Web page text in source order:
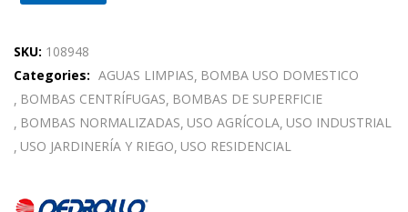
SKU: 108948
Categories: AGUAS LIMPIAS BOMBA USO DOMESTICO
BOMBAS CENTRÍFUGAS BOMBAS DE SUPERFICIE
BOMBAS NORMALIZADAS USO AGRÍCOLA USO INDUSTRIAL
USO JARDINERÍA Y RIEGO USO RESIDENCIAL